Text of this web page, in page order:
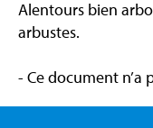
Alentours bien
arbustes.
- Ce document n’a